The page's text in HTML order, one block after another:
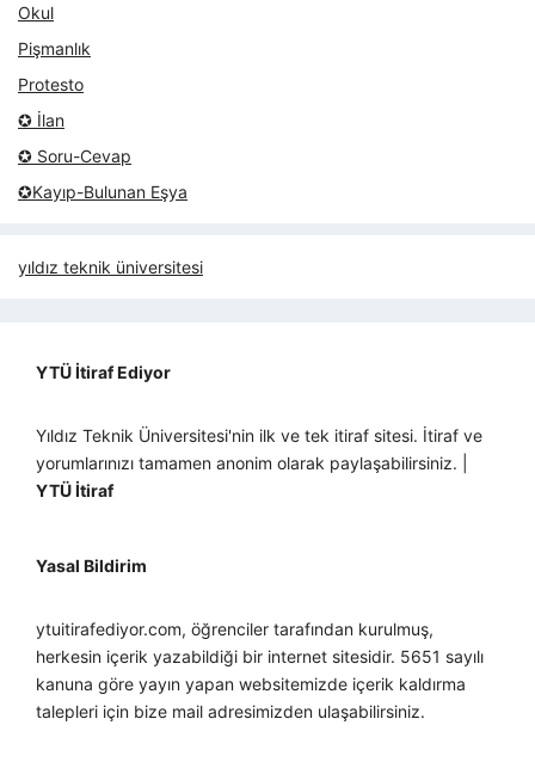
Okul
Pişmanlık
Protesto
✪ İlan
✪ Soru-Cevap
✪Kayıp-Bulunan Eşya
yıldız teknik üniversitesi
YTÜ İtiraf Ediyor
Yıldız Teknik Üniversitesi'nin ilk ve tek itiraf sitesi. İtiraf ve
yorumlarınızı tamamen anonim olarak paylaşabilirsiniz. |
YTÜ İtiraf
Yasal Bildirim
ytuitirafediyor.com, öğrenciler tarafından kurulmuş,
herkesin içerik yazabildiği bir internet sitesidir. 5651 sayılı
kanuna göre yayın yapan websitemizde içerik kaldırma
talepleri için bize mail adresimizden ulaşabilirsiniz.